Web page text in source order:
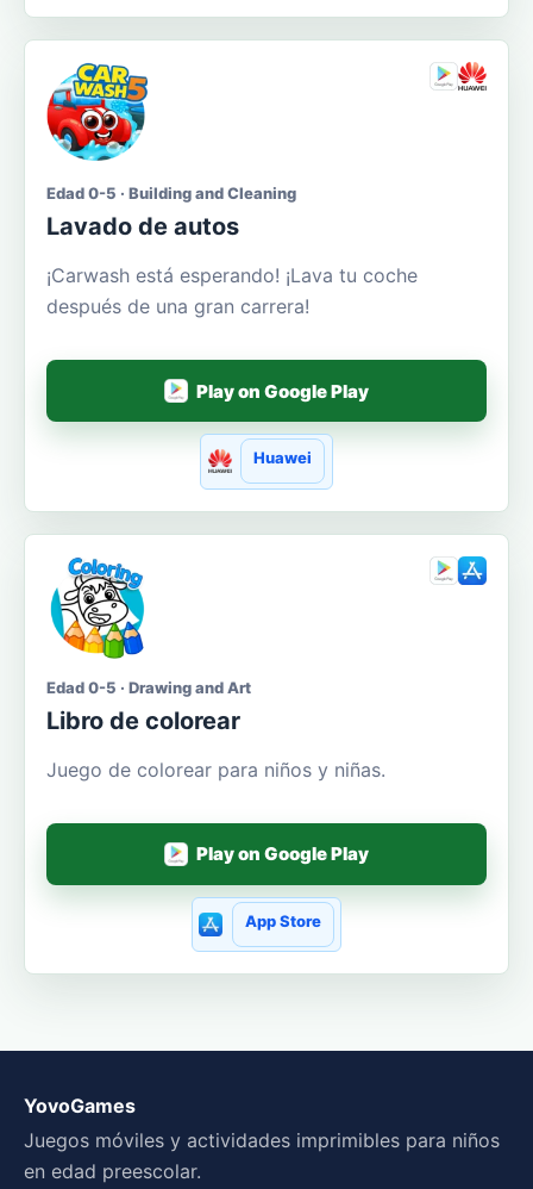
Edad 0-5 · Building and Cleaning
Lavado de autos
¡Carwash está esperando! ¡Lava tu coche
después de una gran carrera!
Play on Google Play
Huawei
Edad 0-5 · Drawing and Art
Libro de colorear
Juego de colorear para niños y niñas.
Play on Google Play
App Store
YovoGames
Juegos móviles y actividades imprimibles para niños
en edad preescolar.